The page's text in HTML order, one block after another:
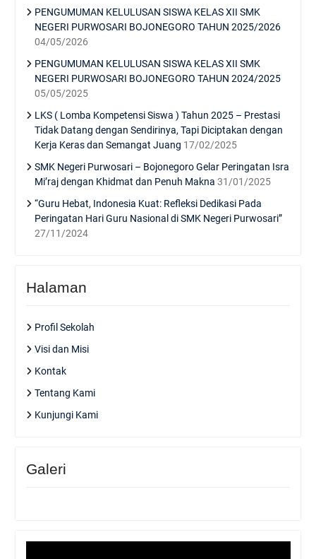
PENGUMUMAN KELULUSAN SISWA KELAS XII SMK
NEGERI PURWOSARI BOJONEGORO TAHUN 2025/2026
04/05/2026
PENGUMUMAN KELULUSAN SISWA KELAS XII SMK
NEGERI PURWOSARI BOJONEGORO TAHUN 2024/2025
05/05/2025
LKS ( Lomba Kompetensi Siswa ) Tahun 2025 – Prestasi
Tidak Datang dengan Sendirinya, Tapi Diciptakan dengan
Kerja Keras dan Semangat Juang 17/02/2025
SMK Negeri Purwosari – Bojonegoro Gelar Peringatan Isra
Mi’raj dengan Khidmat dan Penuh Makna 31/01/2025
“Guru Hebat, Indonesia Kuat: Refleksi Dedikasi Pada
Peringatan Hari Guru Nasional di SMK Negeri Purwosari”
27/11/2024
Halaman
Profil Sekolah
Visi dan Misi
Kontak
Tentang Kami
Kunjungi Kami
Galeri